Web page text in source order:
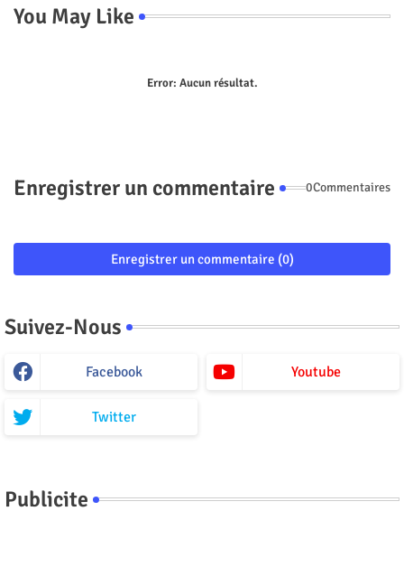
You May Like
Error: Aucun résultat.
Enregistrer un commentaire 0Commentaires
Enregistrer un commentaire (0)
Suivez-Nous
Facebook Youtube
Twitter
Publicite